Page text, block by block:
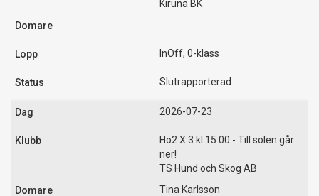
Kiruna BK
InOff, 0-klass
Slutrapporterad
2026-07-23
Ho2 X 3 kl 15:00 - Till solen går
ner!
TS Hund och Skog AB
Tina Karlsson